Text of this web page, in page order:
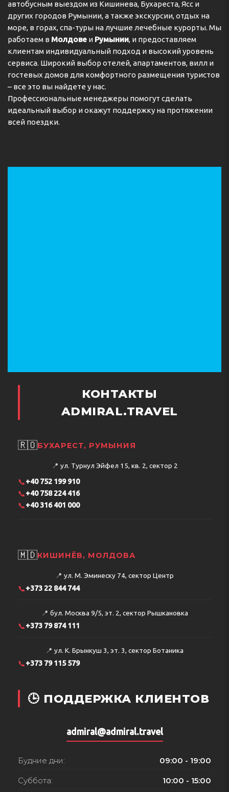
прохладительными напитками. Разнообразная
спортивная программа включает катание на
велосипеде / горном велосипеде, теннис, мини-
гольф и верховую езду. Благодаря своему
расположению отель прекрасно подходит для
любителей лыжного спорта. К вашим услугам
фитнес-студия, настольный теннис и бильярд.
Восстановить силы помогут услуги велнес-центра, в
том числе спа-процедуры, сауна, парная, хамам,
массаж и солярий, а за дополнительную плату еще и
салон красоты. Copyright GIATA 2004 - 2024.
Multilingual, powered by www.giata.com for client no.
автобусным выездом из Кишинева, Бухареста, Ясс и
других городов Румынии, а также экскурсии, отдых на
море, в горах, спа-туры на лучшие лечебные курорты. Мы
работаем в Молдове и Румынии, и предоставляем
клиентам индивидуальный подход и высокий уровень
сервиса. Широкий выбор отелей, апартаментов, вилл и
гостевых домов для комфортного размещения туристов
– все это вы найдете у нас.
Профессиональные менеджеры помогут сделать
идеальный выбор и окажут поддержку на протяжении
всей поездки.
КОНТАКТЫ
ADMIRAL.TRAVEL
🇷🇴БУХАРЕСТ, РУМЫНИЯ
📍 ул. Турнул Эйфел 15, кв. 2, сектор 2
📞+40 752 199 910
📞+40 758 224 416
📞+40 316 401 000
🇲🇩КИШИНЁВ, МОЛДОВА
📍 ул. М. Эминеску 74, сектор Центр
📞+373 22 844 744
📍 бул. Москва 9/5, эт. 2, сектор Рышкановка
📞+373 79 874 111
📍 ул. К. Брынкуш 3, эт. 3, сектор Ботаника
📞+373 79 115 579
🕒 ПОДДЕРЖКА КЛИЕНТОВ
admiral@admiral.travel
Будние дни: 09:00 - 19:00
Суббота: 10:00 - 15:00